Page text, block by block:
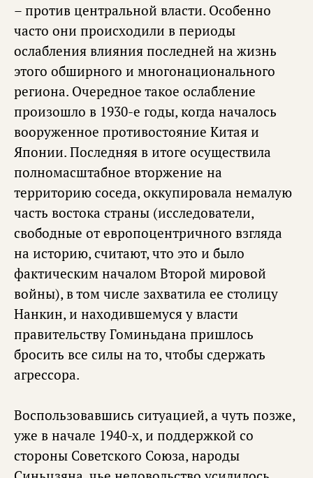
– против центральной власти. Особенно
часто они происходили в периоды
ослабления влияния последней на жизнь
этого обширного и многонационального
региона. Очередное такое ослабление
произошло в 1930-е годы, когда началось
вооруженное противостояние Китая и
Японии. Последняя в итоге осуществила
полномасштабное вторжение на
территорию соседа, оккупировала немалую
часть востока страны (исследователи,
свободные от европоцентричного взгляда
на историю, считают, что это и было
фактическим началом Второй мировой
войны), в том числе захватила ее столицу
Нанкин, и находившемуся у власти
правительству Гоминьдана пришлось
бросить все силы на то, чтобы сдержать
агрессора.
Воспользовавшись ситуацией, а чуть позже,
уже в начале 1940-х, и поддержкой со
стороны Советского Союза, народы